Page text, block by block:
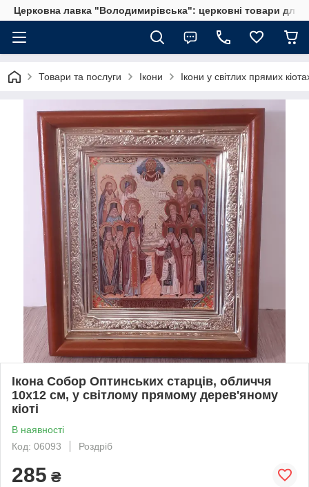
Церковна лавка "Володимирівська": церковні товари для
Товари та послуги Ікони Ікони у світлих прямих
Ікона Собор Оптинських старців, обличчя
10х12 см, у світлому прямому дерев'яному
кіоті
В наявності
Код: 06093
Роздріб
285 ₴